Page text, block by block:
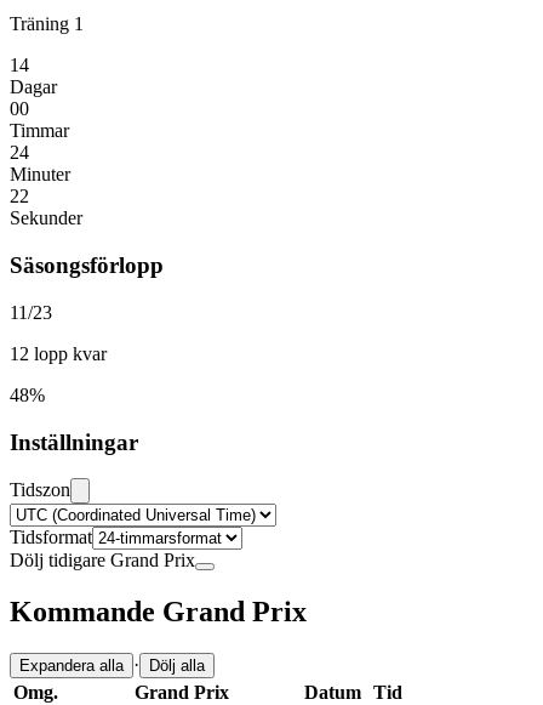
Träning 1
14
Dagar
00
Timmar
24
Minuter
22
Sekunder
Säsongsförlopp
11/23
12 lopp kvar
48%
Inställningar
Tidszon
Tidsformat
Dölj tidigare Grand Prix
Kommande Grand Prix
Expandera alla · Dölj alla
Omg. Grand Prix Datum Tid